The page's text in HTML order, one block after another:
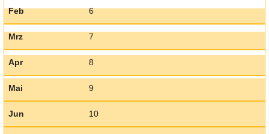
Feb 6
Mrz 7
Apr 8
Mai 9
Jun 10